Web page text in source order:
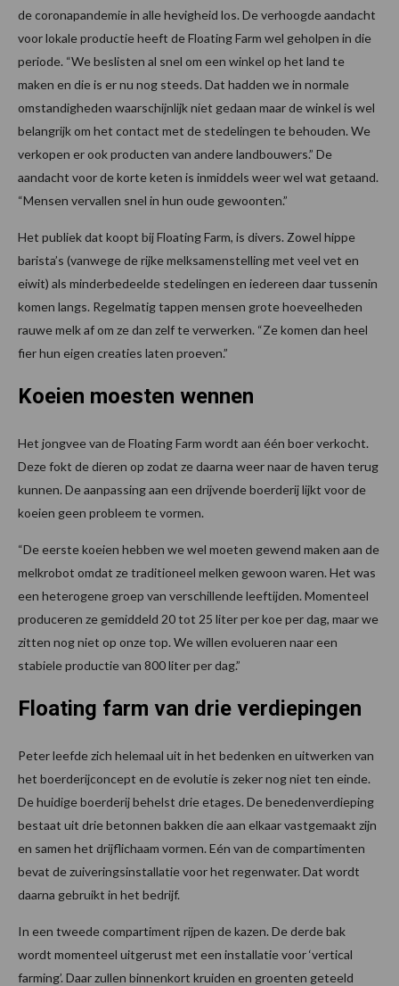
de coronapandemie in alle hevigheid los. De verhoogde aandacht
voor lokale productie heeft de Floating Farm wel geholpen in die
periode. “We beslisten al snel om een winkel op het land te
maken en die is er nu nog steeds. Dat hadden we in normale
omstandigheden waarschijnlijk niet gedaan maar de winkel is wel
belangrijk om het contact met de stedelingen te behouden. We
verkopen er ook producten van andere landbouwers.” De
aandacht voor de korte keten is inmiddels weer wel wat getaand.
“Mensen vervallen snel in hun oude gewoonten.”
Het publiek dat koopt bij Floating Farm, is divers. Zowel hippe
barista’s (vanwege de rijke melksamenstelling met veel vet en
eiwit) als minderbedeelde stedelingen en iedereen daar tussenin
komen langs. Regelmatig tappen mensen grote hoeveelheden
rauwe melk af om ze dan zelf te verwerken. “Ze komen dan heel
fier hun eigen creaties laten proeven.”
Koeien moesten wennen
Het jongvee van de Floating Farm wordt aan één boer verkocht.
Deze fokt de dieren op zodat ze daarna weer naar de haven terug
kunnen. De aanpassing aan een drijvende boerderij lijkt voor de
koeien geen probleem te vormen.
“De eerste koeien hebben we wel moeten gewend maken aan de
melkrobot omdat ze traditioneel melken gewoon waren. Het was
een heterogene groep van verschillende leeftijden. Momenteel
produceren ze gemiddeld 20 tot 25 liter per koe per dag, maar we
zitten nog niet op onze top. We willen evolueren naar een
stabiele productie van 800 liter per dag.”
Floating farm van drie verdiepingen
Peter leefde zich helemaal uit in het bedenken en uitwerken van
het boerderijconcept en de evolutie is zeker nog niet ten einde.
De huidige boerderij behelst drie etages. De benedenverdieping
bestaat uit drie betonnen bakken die aan elkaar vastgemaakt zijn
en samen het drijflichaam vormen. Eén van de compartimenten
bevat de zuiveringsinstallatie voor het regenwater. Dat wordt
daarna gebruikt in het bedrijf.
In een tweede compartiment rijpen de kazen. De derde bak
wordt momenteel uitgerust met een installatie voor ‘vertical
farming’. Daar zullen binnenkort kruiden en groenten geteeld